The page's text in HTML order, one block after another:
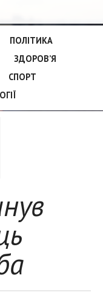
ПОЛІТИКА
ЗДОРОВ’Я
СПОРТ